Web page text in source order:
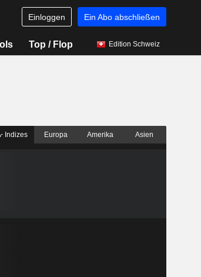
Einloggen Ein Abo abschließen
Top / Flop Edition Schweiz
Indizes Europa Amerika Asien